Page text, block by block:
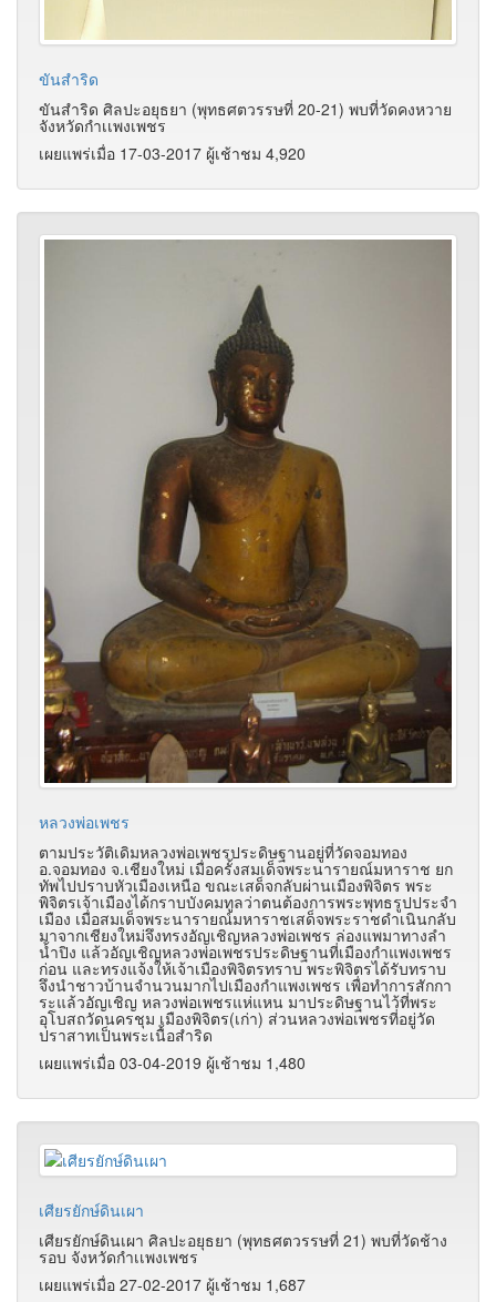
ขันสำริด
ขันสำริด ศิลปะอยุธยา (พุทธศตวรรษที่ 20-21) พบที่วัดคงหวาย
จังหวัดกำเเพงเพชร
เผยแพร่เมื่อ 17-03-2017 ผู้เช้าชม 4,920
หลวงพ่อเพชร
ตามประวัติเดิมหลวงพ่อเพชรประดิษฐานอยู่ที่วัดจอมทอง
อ.จอมทอง จ.เชียงใหม่ เมื่อครั้งสมเด็จพระนารายณ์มหาราช ยก
ทัพไปปราบหัวเมืองเหนือ ขณะเสด็จกลับผ่านเมืองพิจิตร พระ
พิจิตรเจ้าเมืองได้กราบบังคมทูลว่าตนต้องการพระพุทธรูปประจำ
เมือง เมื่อสมเด็จพระนารายณ์มหาราชเสด็จพระราชดำเนินกลับ
มาจากเชียงใหม่จึงทรงอัญเชิญหลวงพ่อเพชร ล่องแพมาทางลำ
น้ำปิง แล้วอัญเชิญหลวงพ่อเพชรประดิษฐานที่เมืองกำแพงเพชร
ก่อน และทรงแจ้งให้เจ้าเมืองพิจิตรทราบ พระพิจิตรได้รับทราบ
จึงนำชาวบ้านจำนวนมากไปเมืองกำแพงเพชร เพื่อทำการสักกา
ระแล้วอัญเชิญ หลวงพ่อเพชรแห่แหน มาประดิษฐานไว้ที่พระ
อุโบสถวัดนครชุม เมืองพิจิตร(เก่า) ส่วนหลวงพ่อเพชรที่อยู่วัด
ปราสาทเป็นพระเนื้อสำริด
เผยแพร่เมื่อ 03-04-2019 ผู้เช้าชม 1,480
เศียรยักษ์ดินเผา
เศียรยักษ์ดินเผา ศิลปะอยุธยา (พุทธศตวรรษที่ 21) พบที่วัดช้าง
รอบ จังหวัดกำเเพงเพชร
เผยแพร่เมื่อ 27-02-2017 ผู้เช้าชม 1,687